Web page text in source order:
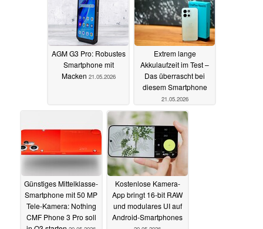
AGM G3 Pro: Robustes
Smartphone mit
Macken 21.05.2026
Extrem lange
Akkulaufzeit im Test –
Das überrascht bei
diesem Smartphone
21.05.2026
Günstiges Mittelklasse-
Smartphone mit 50 MP
Tele-Kamera: Nothing
CMF Phone 3 Pro soll
Kostenlose Kamera-
App bringt 16-bit RAW
und modulares UI auf
Android-Smartphones